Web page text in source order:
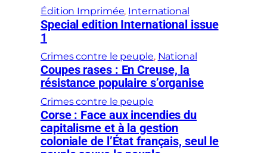
Édition Imprimée, International
Special edition International issue
1
Crimes contre le peuple, National
Coupes rases : En Creuse, la
résistance populaire s’organise
Crimes contre le peuple
Corse : Face aux incendies du
capitalisme et à la gestion
coloniale de l’État français, seul le